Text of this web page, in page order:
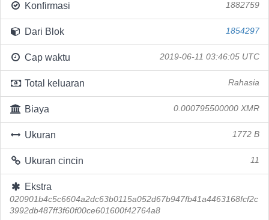
Konfirmasi 1882759
Dari Blok 1854297
Cap waktu 2019-06-11 03:46:05 UTC
Total keluaran Rahasia
Biaya 0.000795500000 XMR
Ukuran 1772 B
Ukuran cincin 11
Ekstra
020901b4c5c6604a2dc63b0115a052d67b947fb41a4463168fcf2c
3992db487ff3f60f00ce601600f42764a8